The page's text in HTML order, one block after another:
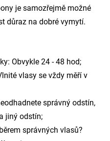
je samozřejmě možné
důraz na dobré vymytí.
Obvykle 24 - 48 hod;
vlasy se vždy měří v
správný odstín,
jiný odstín;
správných vlasů?